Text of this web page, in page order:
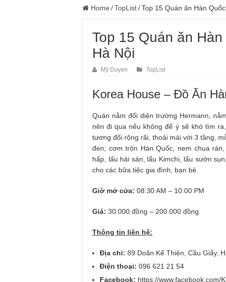
Home /TopList/Top 15 Quán ăn Hàn
Top 15 Quán ăn
Hà Nội
Mỹ Duyen TopList
Korea House – Đồ Ăn
Quán nằm đối diện trường Hermann,
nên đi qua nếu không để ý sẽ khó tìm
tương đối rộng rãi, thoải mái với 3 tầng,
đen, cơm trộn Hàn Quốc, nem chua
hấp, lẩu hải sản, lẩu Kimchi, lẩu sườn
cho các bữa tiệc gia đình, bạn bè.
Giờ mở cửa: 08:30 AM – 10:00 PM
Giá: 30.000 đồng – 200.000 đồng
Thông tin liên hệ:
Địa chỉ: 89 Doãn Kế Thiện, Cầu Giấy,
Điện thoại: 096 621 21 54
Facebook: https://www.facebook.com/